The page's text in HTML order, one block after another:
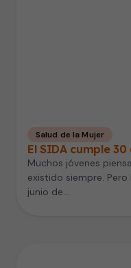
Salud de la Mujer
El SIDA cumple
Muchos jóvenes
existido siempre.
junio de…